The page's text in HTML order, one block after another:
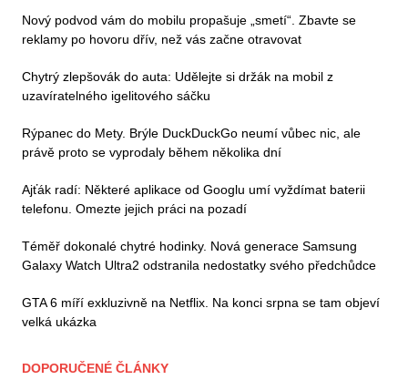
Nový podvod vám do mobilu propašuje „smetí“. Zbavte se
reklamy po hovoru dřív, než vás začne otravovat
Chytrý zlepšovák do auta: Udělejte si držák na mobil z
uzavíratelného igelitového sáčku
Rýpanec do Mety. Brýle DuckDuckGo neumí vůbec nic, ale
právě proto se vyprodaly během několika dní
Ajťák radí: Některé aplikace od Googlu umí vyždímat baterii
telefonu. Omezte jejich práci na pozadí
Téměř dokonalé chytré hodinky. Nová generace Samsung
Galaxy Watch Ultra2 odstranila nedostatky svého předchůdce
GTA 6 míří exkluzivně na Netflix. Na konci srpna se tam objeví
velká ukázka
DOPORUČENÉ ČLÁNKY